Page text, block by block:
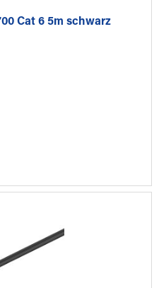
Cat 6 5m schwarz